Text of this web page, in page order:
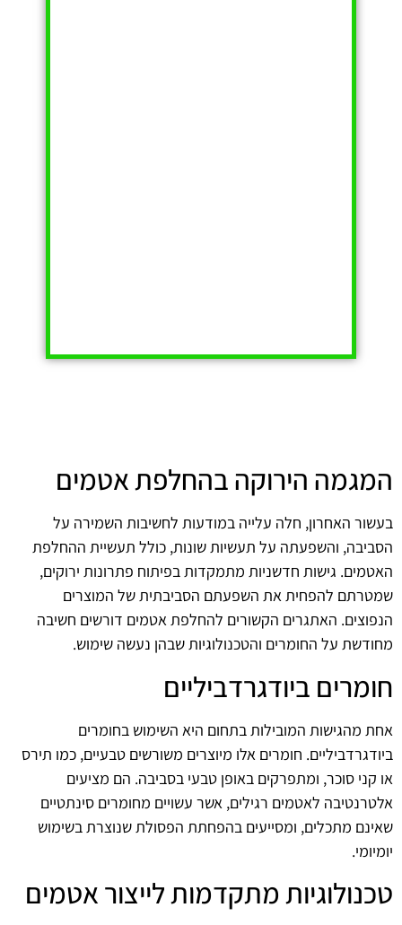
המגמה הירוקה בהחלפת אטמים
בעשור האחרון, חלה עלייה במודעות לחשיבות השמירה על
הסביבה, והשפעתה על תעשיות שונות, כולל תעשיית ההחלפת
האטמים. גישות חדשניות מתמקדות בפיתוח פתרונות ירוקים,
שמטרתם להפחית את השפעתם הסביבתית של המוצרים
הנפוצים. האתגרים הקשורים להחלפת אטמים דורשים חשיבה
מחודשת על החומרים והטכנולוגיות שבהן נעשה שימוש.
חומרים ביודגרדביליים
אחת מהגישות המובילות בתחום היא השימוש בחומרים
ביודגרדביליים. חומרים אלו מיוצרים משורשים טבעיים, כמו תירס
או קני סוכר, ומתפרקים באופן טבעי בסביבה. הם מציעים
אלטרנטיבה לאטמים רגילים, אשר עשויים מחומרים סינתטיים
שאינם מתכלים, ומסייעים בהפחתת הפסולת שנוצרת בשימוש
יומיומי.
טכנולוגיות מתקדמות לייצור אטמים